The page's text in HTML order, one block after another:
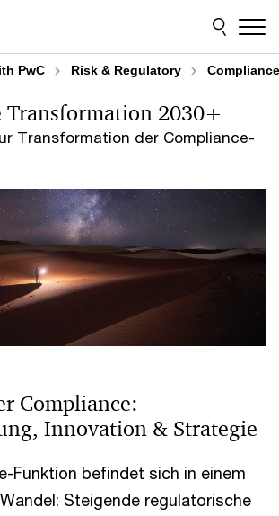
PwC Risk & Regulatory
Transformation der Compliance-
Transformation 2030+
Compliance:
Innovation & Strategie
Funktion befindet sich in einem
Steigende regulatorische